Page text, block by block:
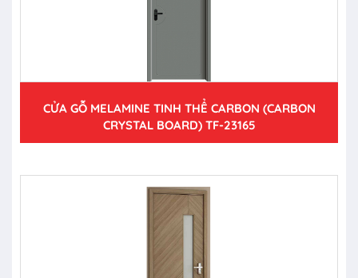
CỬA GỖ MELAMINE TINH THỂ CARBON (CARBON
CRYSTAL BOARD) TF-23165